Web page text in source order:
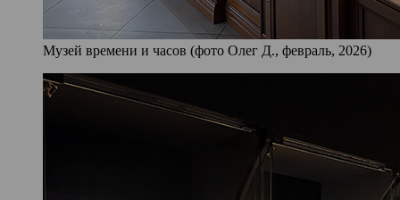
Музей времени и часов (фото Олег Д., февраль, 2026)